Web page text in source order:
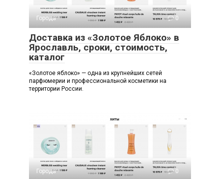
Города 0
Доставка из «Золотое Яблоко» в
Ярославль, сроки, стоимость,
каталог
«Золотое яблоко» — одна из крупнейших сетей
парфюмерии и профессиональной косметики на
территории России.
Города 0